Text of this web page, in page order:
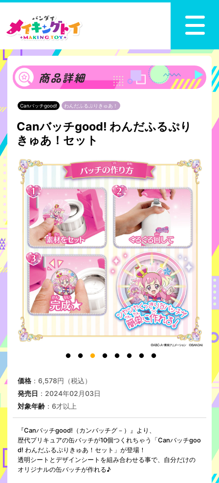
商品詳細
Canバッチgood! わんだふるぷりきゅあ！
Canバッチgood! わんだふるぷり
きゅあ！セット
価格 ：6,578円（税込）
発売日 ：2024年02月03日
対象年齢 ：6才以上
『Canバッチgood!（カンバッチグ－）』より、
歴代プリキュアの缶バッチが10個つくれちゃう「Canバッチgoo
d! わんだふるぷりきゅあ！セット」が登場！
透明シートとデザインシートを組み合わせる事で、自分だけの
オリジナルの缶バッチが作れる♪